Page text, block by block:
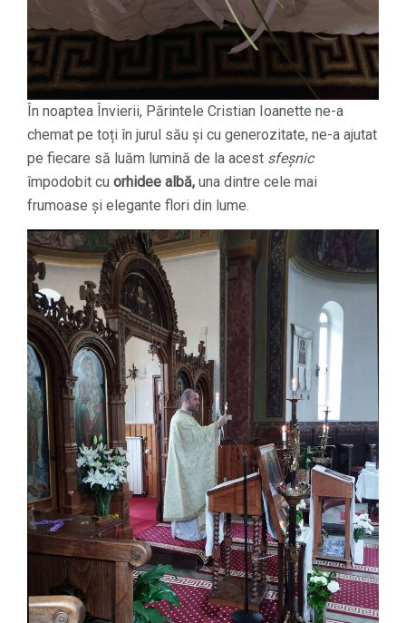
În noaptea Învierii, Părintele Cristian Ioanette ne-a
chemat pe toți în jurul său și cu generozitate, ne-a ajutat
pe fiecare să luăm lumină de la acest sfeșnic
împodobit cu orhidee albă, una dintre cele mai
frumoase și elegante flori din lume.